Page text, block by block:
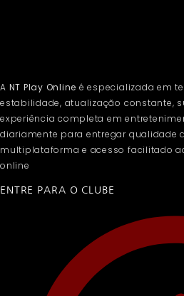
A NT Play Online é especializada em
estabilidade, atualização constante,
experiência completa em
diariamente para entregar qualidade
multiplataforma e acesso facilitado
online
ENTRE PARA O CLUBE